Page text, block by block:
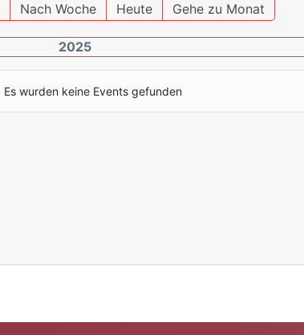
Nach Woche Heute Gehe zu Monat
2025
Es wurden keine Events gefunden